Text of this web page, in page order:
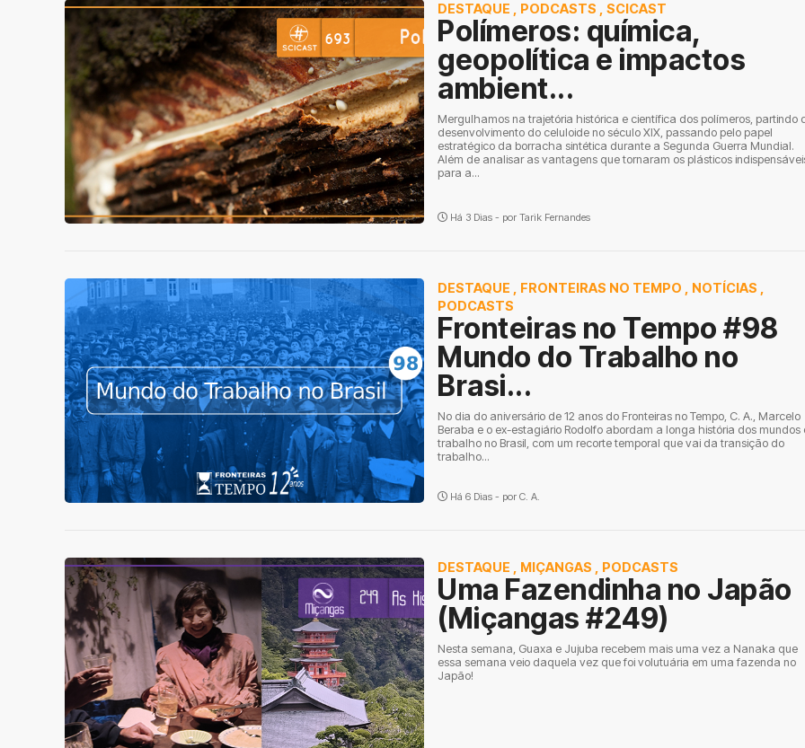
DESTAQUE PODCASTS SCICAST
Polímeros: química,
geopolítica e impactos
ambient...
Mergulhamos na trajetória histórica e científica dos polímeros, partindo
desenvolvimento do celuloide no século XIX, passando pelo papel
estratégico da borracha sintética durante a Segunda Guerra Mundial.
Além de analisar as vantagens que tornaram os plásticos
para a...
Há 3 Dias - por Tarik Fernandes
DESTAQUE FRONTEIRAS NO TEMPO NOTÍCIAS
PODCASTS
Fronteiras no Tempo #98
Mundo do Trabalho no
Brasi...
No dia do aniversário de 12 anos do Fronteiras no Tempo, C. A., Marcelo
Beraba e o ex-estagiário Rodolfo abordam a longa história dos mundos
trabalho no Brasil, com um recorte temporal que vai da transição do
trabalho...
Há 6 Dias - por C. A.
DESTAQUE MIÇANGAS PODCASTS
Uma Fazendinha no Japão
(Miçangas #249)
Nesta semana, Guaxa e Jujuba recebem mais uma vez a Nanaka que
essa semana veio daquela vez que foi volutuária em uma fazenda no
Japão!